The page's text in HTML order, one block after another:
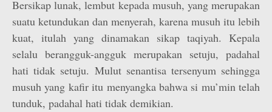
Bersikap lunak, lembut kepada musuh, yang merupakan
suatu ketundukan dan menyerah, karena musuh itu lebih
kuat, itulah yang dinamakan sikap taqiyah. Kepala
selalu berangguk-angguk merupakan setuju, padahal
hati tidak setuju. Mulut senantisa tersenyum sehingga
musuh yang kafir itu menyangka bahwa si mu’min telah
tunduk, padahal hati tidak demikian.